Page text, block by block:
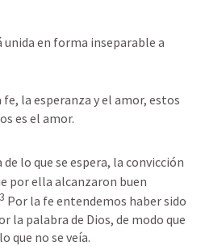
unida en forma inseparable a
la esperanza y el amor, estos
es el amor.
lo que se espera, la convicción
por ella alcanzaron buen
3 Por la fe entendemos haber sido
la palabra de Dios, de modo que
que no se veía.